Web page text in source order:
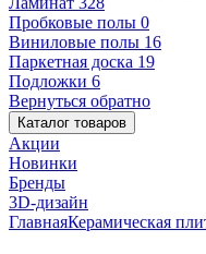
Пробковые полы 0
Виниловые полы 16
Паркетная доска 19
Подложки 6
Вернуться обратно
Каталог товаров
Акции
Новинки
Бренды
3D-дизайн
ГлавнаяКерамическая